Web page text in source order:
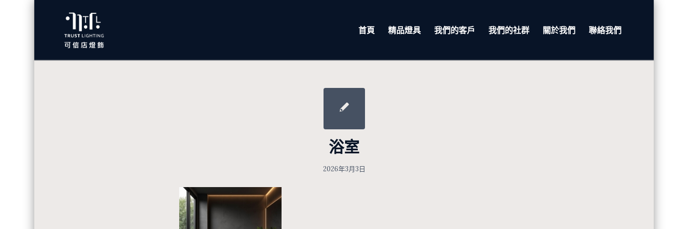
首頁 精品燈具 我們的客戶 我們的社群 關於我們 聯絡我們
浴室
2026年3月3日